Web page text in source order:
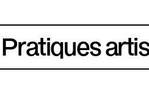
P
l
Pratiques